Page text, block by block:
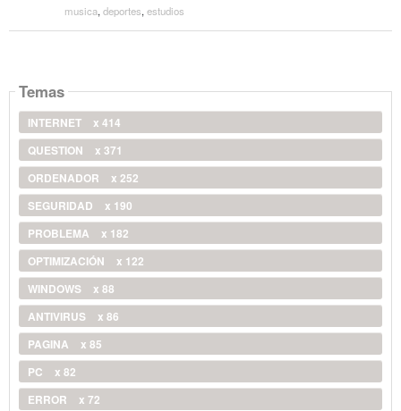
musica, deportes, estudios
Temas
INTERNET
x 414
QUESTION
x 371
ORDENADOR
x 252
SEGURIDAD
x 190
PROBLEMA
x 182
OPTIMIZACIÓN
x 122
WINDOWS
x 88
ANTIVIRUS
x 86
PAGINA
x 85
PC
x 82
ERROR
x 72